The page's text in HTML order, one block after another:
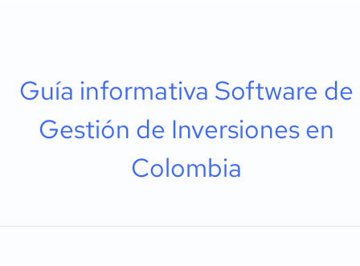
Guía informativa Software de
Gestión de Inversiones en
Colombia